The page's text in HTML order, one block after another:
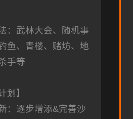
：武林大会、随机事
鱼、青楼、赌坊、地
手等
划】
：逐步增添&完善沙